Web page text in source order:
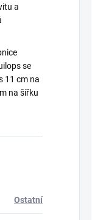
a
se
11 cm na
na šířku
Ostatní